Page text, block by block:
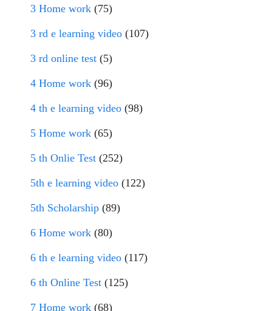
3 Home work (75)
3 rd e learning video (107)
3 rd online test (5)
4 Home work (96)
4 th e learning video (98)
5 Home work (65)
5 th Onlie Test (252)
5th e learning video (122)
5th Scholarship (89)
6 Home work (80)
6 th e learning video (117)
6 th Online Test (125)
7 Home work (68)